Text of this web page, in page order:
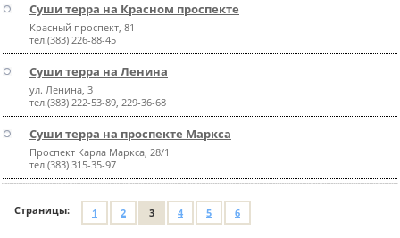
Суши терра на Красном проспекте
Красный проспект, 81
тел.(383) 226-88-45
Суши терра на Ленина
ул. Ленина, 3
тел.(383) 222-53-89, 229-36-68
Суши терра на проспекте Маркса
Проспект Карла Маркса, 28/1
тел.(383) 315-35-97
Страницы: 1 2 3 4 5 6